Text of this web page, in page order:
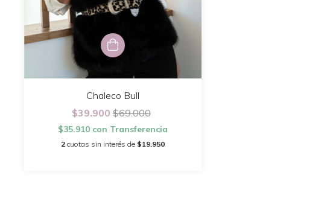
Chaleco Bull
$39.900$69.000
$35.910 con Transferencia
2 cuotas sin interés de $19.950